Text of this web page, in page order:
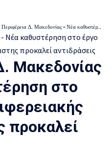
Περιφέρεια Δ. Μακεδονίας – Νέα καθυστέρηση στο έργο της Περιφερειακής Οδού Βλάστης προκαλεί αντιδράσεις
Μακεδονίας
στο
προκαλεί